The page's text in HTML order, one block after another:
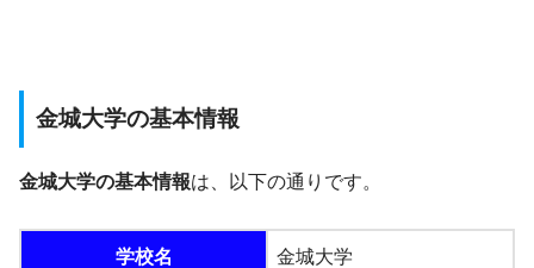
金城大学の基本情報
金城大学の基本情報は、以下の通りです。
学校名 金城大学